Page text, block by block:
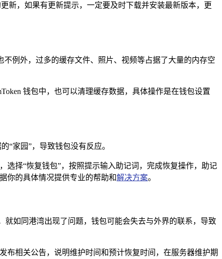
新，如果有更新提示，一定要及时下载并安装最新版本，更
例外，过多的缓存文件、照片、视频等占据了大量的内存空
钱包中，也可以清理缓存数据，具体操作是在钱包设置
“家园”，导致钱包没有反应。
选择“恢复钱包”，按照提示输入助记词，完成恢复操作，助记
你的具体情况提供专业的帮助和解决方案。
如同港湾出现了问题，钱包可能会失去与外界的联系，导致
布相关公告，说明维护时间和预计恢复时间，在服务器维护期